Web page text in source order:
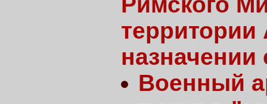
территории
назначении
Военный